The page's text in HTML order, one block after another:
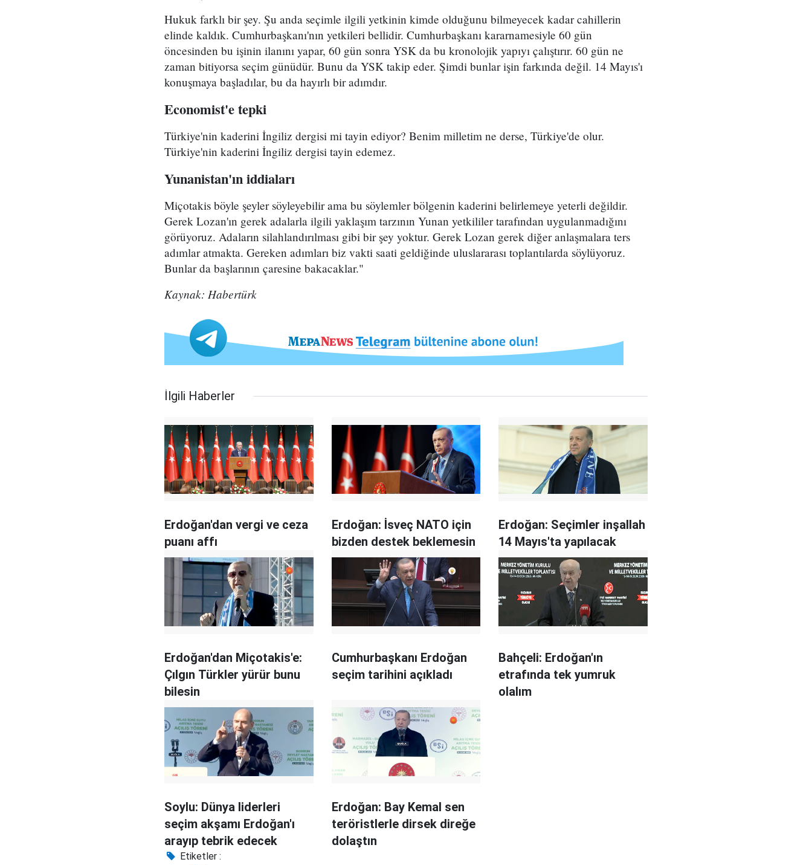
Hukuk farklı bir şey. Şu anda seçimle ilgili yetkinin kimde olduğunu bilmeyecek kadar cahillerin
elinde kaldık. Cumhurbaşkanı'nın yetkileri bellidir. Cumhurbaşkanı kararnamesiyle 60 gün
öncesinden bu işinin ilanını yapar, 60 gün sonra YSK da bu kronolojik yapıyı çalıştırır. 60 gün ne
zaman bitiyorsa seçim günüdür. Bunu da YSK takip eder. Şimdi bunlar işin farkında değil. 14 Mayıs'ı
konuşmaya başladılar, bu da hayırlı bir adımdır.
Economist'e tepki
Türkiye'nin kaderini İngiliz dergisi mi tayin ediyor? Benim milletim ne derse, Türkiye'de olur.
Türkiye'nin kaderini İngiliz dergisi tayin edemez.
Yunanistan'ın iddiaları
Miçotakis böyle şeyler söyleyebilir ama bu söylemler bölgenin kaderini belirlemeye yeterli değildir.
Gerek Lozan'ın gerek adalarla ilgili yaklaşım tarzının Yunan yetkililer tarafından uygulanmadığını
görüyoruz. Adaların silahlandırılması gibi bir şey yoktur. Gerek Lozan gerek diğer anlaşmalara ters
adımlar atmakta. Gereken adımları biz vakti saati geldiğinde uluslararası toplantılarda söylüyoruz.
Bunlar da başlarının çaresine bakacaklar."
Kaynak: Habertürk
İlgili Haberler
Erdoğan'dan vergi ve ceza
puanı affı
Erdoğan: İsveç NATO için
bizden destek beklemesin
Erdoğan: Seçimler inşallah
14 Mayıs'ta yapılacak
Erdoğan'dan Miçotakis'e:
Çılgın Türkler yürür bunu
bilesin
Cumhurbaşkanı Erdoğan
seçim tarihini açıkladı
Bahçeli: Erdoğan'ın
etrafında tek yumruk
olalım
Soylu: Dünya liderleri
seçim akşamı Erdoğan'ı
arayıp tebrik edecek
Erdoğan: Bay Kemal sen
teröristlerle dirsek direğe
dolaştın
Etiketler :